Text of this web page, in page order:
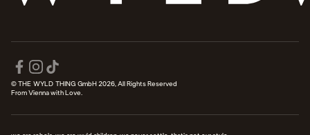
© THE WYLD THING GmbH 2026, All Rights Reserved
From Vienna with Love.